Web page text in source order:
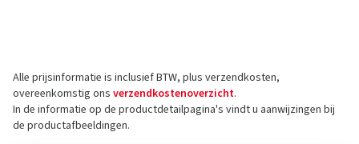
Contact voor productveiligheid (geen
klantenservice)
E-mail:info@goodyear.de
Alle prijsinformatie is inclusief BTW, plus verzendkosten,
overeenkomstig ons verzendkostenoverzicht.
In de informatie op de productdetailpagina's vindt u aanwijzingen bij
de productafbeeldingen.